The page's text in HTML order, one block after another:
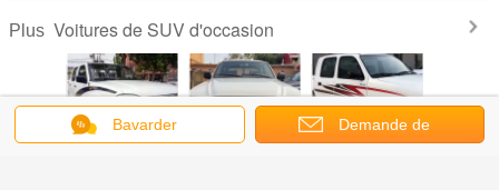
Plus Voitures de SUV d'occasion
Bavarder Demande de